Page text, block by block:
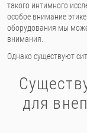
такого интимного
особое внимание
оборудования мы
внимания.
Однако существуют
для